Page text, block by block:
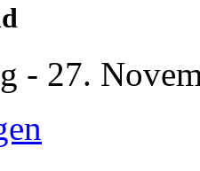
- 27.